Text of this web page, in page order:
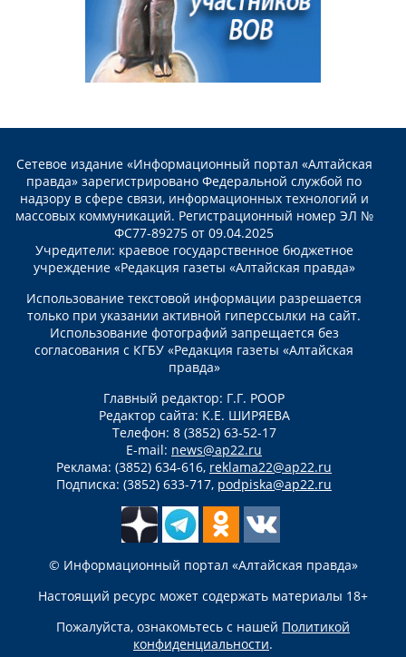
Сетевое издание «Информационный портал «Алтайская
правда» зарегистрировано Федеральной службой по
надзору в сфере связи, информационных технологий и
массовых коммуникаций. Регистрационный номер ЭЛ №
ФС77-89275 от 09.04.2025
Учредители: краевое государственное бюджетное
учреждение «Редакция газеты «Алтайская правда»
Использование текстовой информации разрешается
только при указании активной гиперссылки на сайт.
Использование фотографий запрещается без
согласования с КГБУ «Редакция газеты «Алтайская
правда»
Главный редактор: Г.Г. РООР
Редактор сайта: К.Е. ШИРЯЕВА
Телефон: 8 (3852) 63-52-17
E-mail: news@ap22.ru
Реклама: (3852) 634-616, reklama22@ap22.ru
Подписка: (3852) 633-717, podpiska@ap22.ru
© Информационный портал «Алтайская правда»
Настоящий ресурс может содержать материалы 18+
Пожалуйста, ознакомьтесь с нашей Политикой
конфиденциальности.